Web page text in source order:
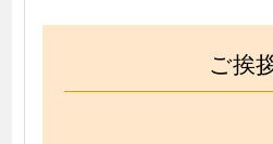
ご挨